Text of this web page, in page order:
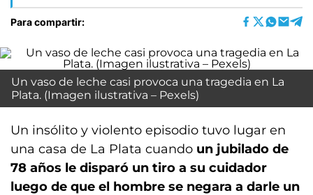
Para compartir:
Un vaso de leche casi provoca una tragedia en La
Plata. (Imagen ilustrativa – Pexels)
Un insólito y violento episodio tuvo lugar en
una casa de La Plata cuando un jubilado de
78 años le disparó un tiro a su cuidador
luego de que el hombre se negara a darle un